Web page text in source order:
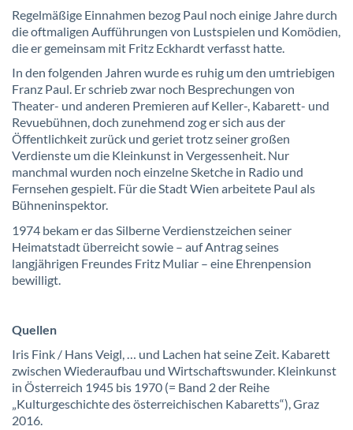
Regelmäßige Einnahmen bezog Paul noch einige Jahre durch
die oftmaligen Aufführungen von Lustspielen und Komödien,
die er gemeinsam mit Fritz Eckhardt verfasst hatte.
In den folgenden Jahren wurde es ruhig um den umtriebigen
Franz Paul. Er schrieb zwar noch Besprechungen von
Theater- und anderen Premieren auf Keller-, Kabarett- und
Revuebühnen, doch zunehmend zog er sich aus der
Öffentlichkeit zurück und geriet trotz seiner großen
Verdienste um die Kleinkunst in Vergessenheit. Nur
manchmal wurden noch einzelne Sketche in Radio und
Fernsehen gespielt. Für die Stadt Wien arbeitete Paul als
Bühneninspektor.
1974 bekam er das Silberne Verdienstzeichen seiner
Heimatstadt überreicht sowie – auf Antrag seines
langjährigen Freundes Fritz Muliar – eine Ehrenpension
bewilligt.
Quellen
Iris Fink / Hans Veigl, … und Lachen hat seine Zeit. Kabarett
zwischen Wiederaufbau und Wirtschaftswunder. Kleinkunst
in Österreich 1945 bis 1970 (= Band 2 der Reihe
„Kulturgeschichte des österreichischen Kabaretts“), Graz
2016.